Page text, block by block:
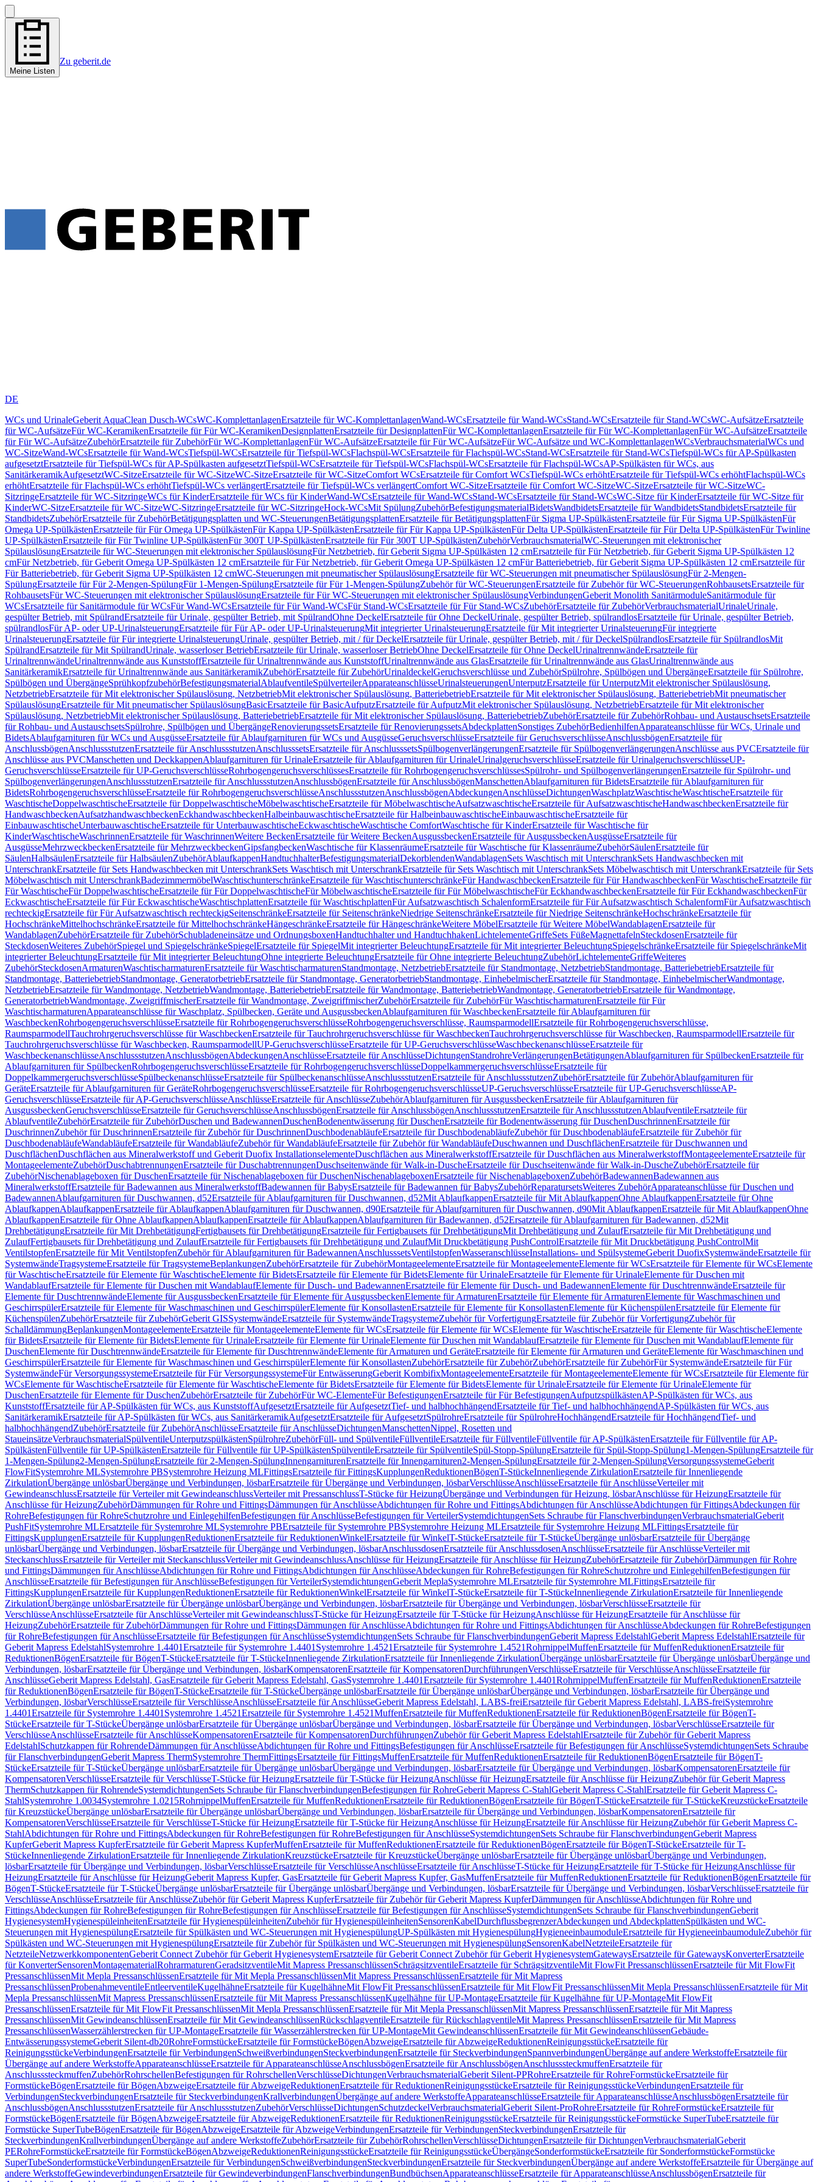
Meine Listen
Zu geberit.de
DE
WCs und UrinaleGeberit AquaClean Dusch-WCsWC-KomplettanlagenErsatzteile für WC-KomplettanlagenWand-WCsErsatzteile für Wand-WCsStand-WCsErsatzteile für Stand-WCsWC-AufsätzeErsatzteile
für WC-AufsätzeFür WC-KeramikenErsatzteile für Für WC-KeramikenDesignplattenErsatzteile für DesignplattenFür WC-KomplettanlagenErsatzteile für Für WC-KomplettanlagenFür WC-AufsätzeErsatzteile
für Für WC-AufsätzeZubehörErsatzteile für ZubehörFür WC-KomplettanlagenFür WC-AufsätzeErsatzteile für Für WC-AufsätzeFür WC-Aufsätze und WC-KomplettanlagenWCsVerbrauchsmaterialWCs und
WC-SitzeWand-WCsErsatzteile für Wand-WCsTiefspül-WCsErsatzteile für Tiefspül-WCsFlachspül-WCsErsatzteile für Flachspül-WCsStand-WCsErsatzteile für Stand-WCsTiefspül-WCs für AP-Spülkasten
aufgesetztErsatzteile für Tiefspül-WCs für AP-Spülkasten aufgesetztTiefspül-WCsErsatzteile für Tiefspül-WCsFlachspül-WCsErsatzteile für Flachspül-WCsAP-Spülkästen für WCs, aus
SanitärkeramikAufgesetztWC-SitzeErsatzteile für WC-SitzeWC-SitzeErsatzteile für WC-SitzeComfort WCsErsatzteile für Comfort WCsTiefspül-WCs erhöhtErsatzteile für Tiefspül-WCs erhöhtFlachspül-WCs
erhöhtErsatzteile für Flachspül-WCs erhöhtTiefspül-WCs verlängertErsatzteile für Tiefspül-WCs verlängertComfort WC-SitzeErsatzteile für Comfort WC-SitzeWC-SitzeErsatzteile für WC-SitzeWC-
SitzringeErsatzteile für WC-SitzringeWCs für KinderErsatzteile für WCs für KinderWand-WCsErsatzteile für Wand-WCsStand-WCsErsatzteile für Stand-WCsWC-Sitze für KinderErsatzteile für WC-Sitze für
KinderWC-SitzeErsatzteile für WC-SitzeWC-SitzringeErsatzteile für WC-SitzringeHock-WCsMit SpülungZubehörBefestigungsmaterialBidetsWandbidetsErsatzteile für WandbidetsStandbidetsErsatzteile für
StandbidetsZubehörErsatzteile für ZubehörBetätigungsplatten und WC-SteuerungenBetätigungsplattenErsatzteile für BetätigungsplattenFür Sigma UP-SpülkästenErsatzteile für Für Sigma UP-SpülkästenFür
Omega UP-SpülkästenErsatzteile für Für Omega UP-SpülkästenFür Kappa UP-SpülkästenErsatzteile für Für Kappa UP-SpülkästenFür Delta UP-SpülkästenErsatzteile für Für Delta UP-SpülkästenFür Twinline
UP-SpülkästenErsatzteile für Für Twinline UP-SpülkästenFür 300T UP-SpülkästenErsatzteile für Für 300T UP-SpülkästenZubehörVerbrauchsmaterialWC-Steuerungen mit elektronischer
SpülauslösungErsatzteile für WC-Steuerungen mit elektronischer SpülauslösungFür Netzbetrieb, für Geberit Sigma UP-Spülkästen 12 cmErsatzteile für Für Netzbetrieb, für Geberit Sigma UP-Spülkästen 12
cmFür Netzbetrieb, für Geberit Omega UP-Spülkästen 12 cmErsatzteile für Für Netzbetrieb, für Geberit Omega UP-Spülkästen 12 cmFür Batteriebetrieb, für Geberit Sigma UP-Spülkästen 12 cmErsatzteile für
Für Batteriebetrieb, für Geberit Sigma UP-Spülkästen 12 cmWC-Steuerungen mit pneumatischer SpülauslösungErsatzteile für WC-Steuerungen mit pneumatischer SpülauslösungFür 2-Mengen-
SpülungErsatzteile für Für 2-Mengen-SpülungFür 1-Mengen-SpülungErsatzteile für Für 1-Mengen-SpülungZubehör für WC-SteuerungenErsatzteile für Zubehör für WC-SteuerungenRohbausetsErsatzteile für
RohbausetsFür WC-Steuerungen mit elektronischer SpülauslösungErsatzteile für Für WC-Steuerungen mit elektronischer SpülauslösungVerbindungenGeberit Monolith SanitärmoduleSanitärmodule für
WCsErsatzteile für Sanitärmodule für WCsFür Wand-WCsErsatzteile für Für Wand-WCsFür Stand-WCsErsatzteile für Für Stand-WCsZubehörErsatzteile für ZubehörVerbrauchsmaterialUrinaleUrinale,
gespülter Betrieb, mit SpülrandErsatzteile für Urinale, gespülter Betrieb, mit SpülrandOhne DeckelErsatzteile für Ohne DeckelUrinale, gespülter Betrieb, spülrandlosErsatzteile für Urinale, gespülter Betrieb,
spülrandlosFür AP- oder UP-UrinalsteuerungErsatzteile für Für AP- oder UP-UrinalsteuerungMit integrierter UrinalsteuerungErsatzteile für Mit integrierter UrinalsteuerungFür integrierte
UrinalsteuerungErsatzteile für Für integrierte UrinalsteuerungUrinale, gespülter Betrieb, mit / für DeckelErsatzteile für Urinale, gespülter Betrieb, mit / für DeckelSpülrandlosErsatzteile für SpülrandlosMit
SpülrandErsatzteile für Mit SpülrandUrinale, wasserloser BetriebErsatzteile für Urinale, wasserloser BetriebOhne DeckelErsatzteile für Ohne DeckelUrinaltrennwändeErsatzteile für
UrinaltrennwändeUrinaltrennwände aus KunststoffErsatzteile für Urinaltrennwände aus KunststoffUrinaltrennwände aus GlasErsatzteile für Urinaltrennwände aus GlasUrinaltrennwände aus
SanitärkeramikErsatzteile für Urinaltrennwände aus SanitärkeramikZubehörErsatzteile für ZubehörUrinaldeckelGeruchsverschlüsse und ZubehörSpülrohre, Spülbögen und ÜbergängeErsatzteile für Spülrohre,
Spülbögen und ÜbergängeSprühkopfzubehörBefestigungsmaterialAblaufventileSpülverteilerApparateanschlüsseUrinalsteuerungenUnterputzErsatzteile für UnterputzMit elektronischer Spülauslösung,
NetzbetriebErsatzteile für Mit elektronischer Spülauslösung, NetzbetriebMit elektronischer Spülauslösung, BatteriebetriebErsatzteile für Mit elektronischer Spülauslösung, BatteriebetriebMit pneumatischer
SpülauslösungErsatzteile für Mit pneumatischer SpülauslösungBasicErsatzteile für BasicAufputzErsatzteile für AufputzMit elektronischer Spülauslösung, NetzbetriebErsatzteile für Mit elektronischer
Spülauslösung, NetzbetriebMit elektronischer Spülauslösung, BatteriebetriebErsatzteile für Mit elektronischer Spülauslösung, BatteriebetriebZubehörErsatzteile für ZubehörRohbau- und AustauschsetsErsatzteile
für Rohbau- und AustauschsetsSpülrohre, Spülbögen und ÜbergängeRenovierungssetsErsatzteile für RenovierungssetsAbdeckplattenSonstiges ZubehörBedienhilfenApparateanschlüsse für WCs, Urinale und
BidetsAblaufgarnituren für WCs und AusgüsseErsatzteile für Ablaufgarnituren für WCs und AusgüsseGeruchsverschlüsseErsatzteile für GeruchsverschlüsseAnschlussbögenErsatzteile für
AnschlussbögenAnschlussstutzenErsatzteile für AnschlussstutzenAnschlusssetsErsatzteile für AnschlusssetsSpülbogenverlängerungenErsatzteile für SpülbogenverlängerungenAnschlüsse aus PVCErsatzteile für
Anschlüsse aus PVCManschetten und DeckkappenAblaufgarnituren für UrinaleErsatzteile für Ablaufgarnituren für UrinaleUrinalgeruchsverschlüsseErsatzteile für UrinalgeruchsverschlüsseUP-
GeruchsverschlüsseErsatzteile für UP-GeruchsverschlüsseRohrbogengeruchsverschlüssesErsatzteile für RohrbogengeruchsverschlüssesSpülrohr- und SpülbogenverlängerungenErsatzteile für Spülrohr- und
SpülbogenverlängerungenAnschlussstutzenErsatzteile für AnschlussstutzenAnschlussbögenErsatzteile für AnschlussbögenManschettenAblaufgarnituren für BidetsErsatzteile für Ablaufgarnituren für
BidetsRohrbogengeruchsverschlüsseErsatzteile für RohrbogengeruchsverschlüsseAnschlussstutzenAnschlussbögenAbdeckungenAnschlüsseDichtungenWaschplatzWaschtischeWaschtischeErsatzteile für
WaschtischeDoppelwaschtischeErsatzteile für DoppelwaschtischeMöbelwaschtischeErsatzteile für MöbelwaschtischeAufsatzwaschtischeErsatzteile für AufsatzwaschtischeHandwaschbeckenErsatzteile für
HandwaschbeckenAufsatzhandwaschbeckenEckhandwaschbeckenHalbeinbauwaschtischeErsatzteile für HalbeinbauwaschtischeEinbauwaschtischeErsatzteile für
EinbauwaschtischeUnterbauwaschtischeErsatzteile für UnterbauwaschtischeEckwaschtischeWaschtische ComfortWaschtische für KinderErsatzteile für Waschtische für
KinderWaschtischeWaschrinnenErsatzteile für WaschrinnenWeitere BeckenErsatzteile für Weitere BeckenAusgussbeckenErsatzteile für AusgussbeckenAusgüsseErsatzteile für
AusgüsseMehrzweckbeckenErsatzteile für MehrzweckbeckenGipsfangbeckenWaschtische für KlassenräumeErsatzteile für Waschtische für KlassenräumeZubehörSäulenErsatzteile für
SäulenHalbsäulenErsatzteile für HalbsäulenZubehörAblaufkappenHandtuchhalterBefestigungsmaterialDekorblendenWandablagenSets Waschtisch mit UnterschrankSets Handwaschbecken mit
UnterschrankErsatzteile für Sets Handwaschbecken mit UnterschrankSets Waschtisch mit UnterschrankErsatzteile für Sets Waschtisch mit UnterschrankSets Möbelwaschtisch mit UnterschrankErsatzteile für Sets
Möbelwaschtisch mit UnterschrankBadezimmermöbelWaschtischunterschränkeErsatzteile für WaschtischunterschränkeFür HandwaschbeckenErsatzteile für Für HandwaschbeckenFür WaschtischeErsatzteile für
Für WaschtischeFür DoppelwaschtischeErsatzteile für Für DoppelwaschtischeFür MöbelwaschtischeErsatzteile für Für MöbelwaschtischeFür EckhandwaschbeckenErsatzteile für Für EckhandwaschbeckenFür
EckwaschtischeErsatzteile für Für EckwaschtischeWaschtischplattenErsatzteile für WaschtischplattenFür Aufsatzwaschtisch SchalenformErsatzteile für Für Aufsatzwaschtisch SchalenformFür Aufsatzwaschtisch
rechteckigErsatzteile für Für Aufsatzwaschtisch rechteckigSeitenschränkeErsatzteile für SeitenschränkeNiedrige SeitenschränkeErsatzteile für Niedrige SeitenschränkeHochschränkeErsatzteile für
HochschränkeMittelhochschränkeErsatzteile für MittelhochschränkeHängeschränkeErsatzteile für HängeschränkeWeitere MöbelErsatzteile für Weitere MöbelWandablagenErsatzteile für
WandablagenZubehörErsatzteile für ZubehörSchubladeneinsätze und OrdnungsboxenHandtuchhalter und HandtuchhakenLichtelementeGriffeSets FüßeMagnettafelnSteckdosenErsatzteile für
SteckdosenWeiteres ZubehörSpiegel und SpiegelschränkeSpiegelErsatzteile für SpiegelMit integrierter BeleuchtungErsatzteile für Mit integrierter BeleuchtungSpiegelschränkeErsatzteile für SpiegelschränkeMit
integrierter BeleuchtungErsatzteile für Mit integrierter BeleuchtungOhne integrierte BeleuchtungErsatzteile für Ohne integrierte BeleuchtungZubehörLichtelementeGriffeWeiteres
ZubehörSteckdosenArmaturenWaschtischarmaturenErsatzteile für WaschtischarmaturenStandmontage, NetzbetriebErsatzteile für Standmontage, NetzbetriebStandmontage, BatteriebetriebErsatzteile für
Standmontage, BatteriebetriebStandmontage, GeneratorbetriebErsatzteile für Standmontage, GeneratorbetriebStandmontage, EinhebelmischerErsatzteile für Standmontage, EinhebelmischerWandmontage,
NetzbetriebErsatzteile für Wandmontage, NetzbetriebWandmontage, BatteriebetriebErsatzteile für Wandmontage, BatteriebetriebWandmontage, GeneratorbetriebErsatzteile für Wandmontage,
GeneratorbetriebWandmontage, ZweigriffmischerErsatzteile für Wandmontage, ZweigriffmischerZubehörErsatzteile für ZubehörFür WaschtischarmaturenErsatzteile für Für
WaschtischarmaturenApparateanschlüsse für Waschplatz, Spülbecken, Geräte und AusgussbeckenAblaufgarnituren für WaschbeckenErsatzteile für Ablaufgarnituren für
WaschbeckenRohrbogengeruchsverschlüsseErsatzteile für RohrbogengeruchsverschlüsseRohrbogengeruchsverschlüsse, RaumsparmodellErsatzteile für Rohrbogengeruchsverschlüsse,
RaumsparmodellTauchrohrgeruchsverschlüsse für WaschbeckenErsatzteile für Tauchrohrgeruchsverschlüsse für WaschbeckenTauchrohrgeruchsverschlüsse für Waschbecken, RaumsparmodellErsatzteile für
Tauchrohrgeruchsverschlüsse für Waschbecken, RaumsparmodellUP-GeruchsverschlüsseErsatzteile für UP-GeruchsverschlüsseWaschbeckenanschlüsseErsatzteile für
WaschbeckenanschlüsseAnschlussstutzenAnschlussbögenAbdeckungenAnschlüsseErsatzteile für AnschlüsseDichtungenStandrohreVerlängerungenBetätigungenAblaufgarnituren für SpülbeckenErsatzteile für
Ablaufgarnituren für SpülbeckenRohrbogengeruchsverschlüsseErsatzteile für RohrbogengeruchsverschlüsseDoppelkammergeruchsverschlüsseErsatzteile für
DoppelkammergeruchsverschlüsseSpülbeckenanschlüsseErsatzteile für SpülbeckenanschlüsseAnschlussstutzenErsatzteile für AnschlussstutzenZubehörErsatzteile für ZubehörAblaufgarnituren für
GeräteErsatzteile für Ablaufgarnituren für GeräteRohrbogengeruchsverschlüsseErsatzteile für RohrbogengeruchsverschlüsseUP-GeruchsverschlüsseErsatzteile für UP-GeruchsverschlüsseAP-
GeruchsverschlüsseErsatzteile für AP-GeruchsverschlüsseAnschlüsseErsatzteile für AnschlüsseZubehörAblaufgarnituren für AusgussbeckenErsatzteile für Ablaufgarnituren für
AusgussbeckenGeruchsverschlüsseErsatzteile für GeruchsverschlüsseAnschlussbögenErsatzteile für AnschlussbögenAnschlussstutzenErsatzteile für AnschlussstutzenAblaufventileErsatzteile für
AblaufventileZubehörErsatzteile für ZubehörDuschen und BadewannenDuschenBodenentwässerung für DuschenErsatzteile für Bodenentwässerung für DuschenDuschrinnenErsatzteile für
DuschrinnenZubehör für DuschrinnenErsatzteile für Zubehör für DuschrinnenDuschbodenabläufeErsatzteile für DuschbodenabläufeZubehör für DuschbodenabläufeErsatzteile für Zubehör für
DuschbodenabläufeWandabläufeErsatzteile für WandabläufeZubehör für WandabläufeErsatzteile für Zubehör für WandabläufeDuschwannen und DuschflächenErsatzteile für Duschwannen und
DuschflächenDuschflächen aus Mineralwerkstoff und Geberit Duofix InstallationselementeDuschflächen aus MineralwerkstoffErsatzteile für Duschflächen aus MineralwerkstoffMontageelementeErsatzteile für
MontageelementeZubehörDuschabtrennungenErsatzteile für DuschabtrennungenDuschseitenwände für Walk-in-DuscheErsatzteile für Duschseitenwände für Walk-in-DuscheZubehörErsatzteile für
ZubehörNischenablageboxen für DuschenErsatzteile für Nischenablageboxen für DuschenNischenablageboxenErsatzteile für NischenablageboxenZubehörBadewannenBadewannen aus
MineralwerkstoffErsatzteile für Badewannen aus MineralwerkstoffBadewannen für BabysErsatzteile für Badewannen für BabysZubehörReparatursetsWeiteres ZubehörApparateanschlüsse für Duschen und
BadewannenAblaufgarnituren für Duschwannen, d52Ersatzteile für Ablaufgarnituren für Duschwannen, d52Mit AblaufkappenErsatzteile für Mit AblaufkappenOhne AblaufkappenErsatzteile für Ohne
AblaufkappenAblaufkappenErsatzteile für AblaufkappenAblaufgarnituren für Duschwannen, d90Ersatzteile für Ablaufgarnituren für Duschwannen, d90Mit AblaufkappenErsatzteile für Mit AblaufkappenOhne
AblaufkappenErsatzteile für Ohne AblaufkappenAblaufkappenErsatzteile für AblaufkappenAblaufgarnituren für Badewannen, d52Ersatzteile für Ablaufgarnituren für Badewannen, d52Mit
DrehbetätigungErsatzteile für Mit DrehbetätigungFertigbausets für DrehbetätigungErsatzteile für Fertigbausets für DrehbetätigungMit Drehbetätigung und ZulaufErsatzteile für Mit Drehbetätigung und
ZulaufFertigbausets für Drehbetätigung und ZulaufErsatzteile für Fertigbausets für Drehbetätigung und ZulaufMit Druckbetätigung PushControlErsatzteile für Mit Druckbetätigung PushControlMit
VentilstopfenErsatzteile für Mit VentilstopfenZubehör für Ablaufgarnituren für BadewannenAnschlusssetsVentilstopfenWasseranschlüsseInstallations- und SpülsystemeGeberit DuofixSystemwändeErsatzteile für
SystemwändeTragsystemeErsatzteile für TragsystemeBeplankungenZubehörErsatzteile für ZubehörMontageelementeErsatzteile für MontageelementeElemente für WCsErsatzteile für Elemente für WCsElemente
für WaschtischeErsatzteile für Elemente für WaschtischeElemente für BidetsErsatzteile für Elemente für BidetsElemente für UrinaleErsatzteile für Elemente für UrinaleElemente für Duschen mit
WandablaufErsatzteile für Elemente für Duschen mit WandablaufElemente für Dusch- und BadewannenErsatzteile für Elemente für Dusch- und BadewannenElemente für DuschtrennwändeErsatzteile für
Elemente für DuschtrennwändeElemente für AusgussbeckenErsatzteile für Elemente für AusgussbeckenElemente für ArmaturenErsatzteile für Elemente für ArmaturenElemente für Waschmaschinen und
GeschirrspülerErsatzteile für Elemente für Waschmaschinen und GeschirrspülerElemente für KonsollastenErsatzteile für Elemente für KonsollastenElemente für KüchenspülenErsatzteile für Elemente für
KüchenspülenZubehörErsatzteile für ZubehörGeberit GISSystemwändeErsatzteile für SystemwändeTragsystemeZubehör für VorfertigungErsatzteile für Zubehör für VorfertigungZubehör für
SchalldämmungBeplankungenMontageelementeErsatzteile für MontageelementeElemente für WCsErsatzteile für Elemente für WCsElemente für WaschtischeErsatzteile für Elemente für WaschtischeElemente
für BidetsErsatzteile für Elemente für BidetsElemente für UrinaleErsatzteile für Elemente für UrinaleElemente für Duschen mit WandablaufErsatzteile für Elemente für Duschen mit WandablaufElemente für
DuschenElemente für DuschtrennwändeErsatzteile für Elemente für DuschtrennwändeElemente für Armaturen und GeräteErsatzteile für Elemente für Armaturen und GeräteElemente für Waschmaschinen und
GeschirrspülerErsatzteile für Elemente für Waschmaschinen und GeschirrspülerElemente für KonsollastenZubehörErsatzteile für ZubehörZubehörErsatzteile für ZubehörFür SystemwändeErsatzteile für Für
SystemwändeFür VersorgungssystemeErsatzteile für Für VersorgungssystemeFür EntwässerungGeberit KombifixMontageelementeErsatzteile für MontageelementeElemente für WCsErsatzteile für Elemente für
WCsElemente für WaschtischeErsatzteile für Elemente für WaschtischeElemente für BidetsErsatzteile für Elemente für BidetsElemente für UrinaleErsatzteile für Elemente für UrinaleElemente für
DuschenErsatzteile für Elemente für DuschenZubehörErsatzteile für ZubehörFür WC-ElementeFür BefestigungenErsatzteile für Für BefestigungenAufputzspülkästenAP-Spülkästen für WCs, aus
KunststoffErsatzteile für AP-Spülkästen für WCs, aus KunststoffAufgesetztErsatzteile für AufgesetztTief- und halbhochhängendErsatzteile für Tief- und halbhochhängendAP-Spülkästen für WCs, aus
SanitärkeramikErsatzteile für AP-Spülkästen für WCs, aus SanitärkeramikAufgesetztErsatzteile für AufgesetztSpülrohreErsatzteile für SpülrohreHochhängendErsatzteile für HochhängendTief- und
halbhochhängendZubehörErsatzteile für ZubehörAnschlüsseErsatzteile für AnschlüsseDichtungenManschettenNippel, Rosetten und
StaueinsätzeVerbrauchsmaterialSpülventileUnterputzspülkästenSpülrohreZubehörFüll- und SpülventileFüllventileErsatzteile für FüllventileFüllventile für AP-SpülkästenErsatzteile für Füllventile für AP-
SpülkästenFüllventile für UP-SpülkästenErsatzteile für Füllventile für UP-SpülkästenSpülventileErsatzteile für SpülventileSpül-Stopp-SpülungErsatzteile für Spül-Stopp-Spülung1-Mengen-SpülungErsatzteile für
1-Mengen-Spülung2-Mengen-SpülungErsatzteile für 2-Mengen-SpülungInnengarniturenErsatzteile für Innengarnituren2-Mengen-SpülungErsatzteile für 2-Mengen-SpülungVersorgungssystemeGeberit
FlowFitSystemrohre MLSystemrohre PBSystemrohre Heizung MLFittingsErsatzteile für FittingsKupplungenReduktionenBögenT-StückeInnenliegende ZirkulationErsatzteile für Innenliegende
ZirkulationÜbergänge unlösbarÜbergänge und Verbindungen, lösbarErsatzteile für Übergänge und Verbindungen, lösbarVerschlüsseAnschlüsseErsatzteile für AnschlüsseVerteiler mit
GewindeanschlussErsatzteile für Verteiler mit GewindeanschlussVerteiler mit PressanschlussT-Stücke für HeizungÜbergänge und Verbindungen für Heizung, lösbarAnschlüsse für HeizungErsatzteile für
Anschlüsse für HeizungZubehörDämmungen für Rohre und FittingsDämmungen für AnschlüsseAbdichtungen für Rohre und FittingsAbdichtungen für AnschlüsseAbdichtungen für FittingsAbdeckungen für
RohreBefestigungen für RohreSchutzrohre und EinlegehilfenBefestigungen für AnschlüsseBefestigungen für VerteilerSystemdichtungenSets Schraube für FlanschverbindungenVerbrauchsmaterialGeberit
PushFitSystemrohre MLErsatzteile für Systemrohre MLSystemrohre PBErsatzteile für Systemrohre PBSystemrohre Heizung MLErsatzteile für Systemrohre Heizung MLFittingsErsatzteile für
FittingsKupplungenErsatzteile für KupplungenReduktionenErsatzteile für ReduktionenWinkelErsatzteile für WinkelT-StückeErsatzteile für T-StückeÜbergänge unlösbarErsatzteile für Übergänge
unlösbarÜbergänge und Verbindungen, lösbarErsatzteile für Übergänge und Verbindungen, lösbarAnschlussdosenErsatzteile für AnschlussdosenAnschlüsseErsatzteile für AnschlüsseVerteiler mit
SteckanschlussErsatzteile für Verteiler mit SteckanschlussVerteiler mit GewindeanschlussAnschlüsse für HeizungErsatzteile für Anschlüsse für HeizungZubehörErsatzteile für ZubehörDämmungen für Rohre
und FittingsDämmungen für AnschlüsseAbdichtungen für Rohre und FittingsAbdichtungen für AnschlüsseAbdeckungen für RohreBefestigungen für RohreSchutzrohre und EinlegehilfenBefestigungen für
AnschlüsseErsatzteile für Befestigungen für AnschlüsseBefestigungen für VerteilerSystemdichtungenGeberit MeplaSystemrohre MLErsatzteile für Systemrohre MLFittingsErsatzteile für
FittingsKupplungenErsatzteile für KupplungenReduktionenErsatzteile für ReduktionenWinkelErsatzteile für WinkelT-StückeErsatzteile für T-StückeInnenliegende ZirkulationErsatzteile für Innenliegende
ZirkulationÜbergänge unlösbarErsatzteile für Übergänge unlösbarÜbergänge und Verbindungen, lösbarErsatzteile für Übergänge und Verbindungen, lösbarVerschlüsseErsatzteile für
VerschlüsseAnschlüsseErsatzteile für AnschlüsseVerteiler mit GewindeanschlussT-Stücke für HeizungErsatzteile für T-Stücke für HeizungAnschlüsse für HeizungErsatzteile für Anschlüsse für
HeizungZubehörErsatzteile für ZubehörDämmungen für Rohre und FittingsDämmungen für AnschlüsseAbdichtungen für Rohre und FittingsAbdichtungen für AnschlüsseAbdeckungen für RohreBefestigungen
für RohreBefestigungen für AnschlüsseErsatzteile für Befestigungen für AnschlüsseSystemdichtungenSets Schraube für FlanschverbindungenGeberit Mapress EdelstahlGeberit Mapress EdelstahlErsatzteile für
Geberit Mapress EdelstahlSystemrohre 1.4401Ersatzteile für Systemrohre 1.4401 Systemrohre 1.4521Ersatzteile für Systemrohre 1.4521RohrnippelMuffenErsatzteile für MuffenReduktionenErsatzteile für
ReduktionenBögenErsatzteile für BögenT-StückeErsatzteile für T-StückeInnenliegende ZirkulationErsatzteile für Innenliegende ZirkulationÜbergänge unlösbarErsatzteile für Übergänge unlösbarÜbergänge und
Verbindungen, lösbarErsatzteile für Übergänge und Verbindungen, lösbarKompensatorenErsatzteile für KompensatorenDurchführungenVerschlüsseErsatzteile für VerschlüsseAnschlüsseErsatzteile für
AnschlüsseGeberit Mapress Edelstahl, GasErsatzteile für Geberit Mapress Edelstahl, GasSystemrohre 1.4401Ersatzteile für Systemrohre 1.4401RohrnippelMuffenErsatzteile für MuffenReduktionenErsatzteile
für ReduktionenBögenErsatzteile für BögenT-StückeErsatzteile für T-StückeÜbergänge unlösbarErsatzteile für Übergänge unlösbarÜbergänge und Verbindungen, lösbarErsatzteile für Übergänge und
Verbindungen, lösbarVerschlüsseErsatzteile für VerschlüsseAnschlüsseErsatzteile für AnschlüsseGeberit Mapress Edelstahl, LABS-freiErsatzteile für Geberit Mapress Edelstahl, LABS-freiSystemrohre
1.4401Ersatzteile für Systemrohre 1.4401 Systemrohre 1.4521Ersatzteile für Systemrohre 1.4521MuffenErsatzteile für MuffenReduktionenErsatzteile für ReduktionenBögenErsatzteile für BögenT-
StückeErsatzteile für T-StückeÜbergänge unlösbarErsatzteile für Übergänge unlösbarÜbergänge und Verbindungen, lösbarErsatzteile für Übergänge und Verbindungen, lösbarVerschlüsseErsatzteile für
VerschlüsseAnschlüsseErsatzteile für AnschlüsseKompensatorenErsatzteile für KompensatorenDurchführungenZubehör für Geberit Mapress EdelstahlErsatzteile für Zubehör für Geberit Mapress
EdelstahlSchutzkappen für RohrendeDämmungen für AnschlüsseAbdichtungen für Rohre und FittingsBefestigungen für AnschlüsseErsatzteile für Befestigungen für AnschlüsseSystemdichtungenSets Schraube
für FlanschverbindungenGeberit Mapress ThermSystemrohre ThermFittingsErsatzteile für FittingsMuffenErsatzteile für MuffenReduktionenErsatzteile für ReduktionenBögenErsatzteile für BögenT-
StückeErsatzteile für T-StückeÜbergänge unlösbarErsatzteile für Übergänge unlösbarÜbergänge und Verbindungen, lösbarErsatzteile für Übergänge und Verbindungen, lösbarKompensatorenErsatzteile für
KompensatorenVerschlüsseErsatzteile für VerschlüsseT-Stücke für HeizungErsatzteile für T-Stücke für HeizungAnschlüsse für HeizungErsatzteile für Anschlüsse für HeizungZubehör für Geberit Mapress
ThermSchutzkappen für RohrendeSystemdichtungenSets Schraube für FlanschverbindungenBefestigungen für RohreGeberit Mapress C-StahlGeberit Mapress C-StahlErsatzteile für Geberit Mapress C-
StahlSystemrohre 1.0034Systemrohre 1.0215RohrnippelMuffenErsatzteile für MuffenReduktionenErsatzteile für ReduktionenBögenErsatzteile für BögenT-StückeErsatzteile für T-StückeKreuzstückeErsatzteile
für KreuzstückeÜbergänge unlösbarErsatzteile für Übergänge unlösbarÜbergänge und Verbindungen, lösbarErsatzteile für Übergänge und Verbindungen, lösbarKompensatorenErsatzteile für
KompensatorenVerschlüsseErsatzteile für VerschlüsseT-Stücke für HeizungErsatzteile für T-Stücke für HeizungAnschlüsse für HeizungErsatzteile für Anschlüsse für HeizungZubehör für Geberit Mapress C-
StahlAbdichtungen für Rohre und FittingsAbdeckungen für RohreBefestigungen für RohreBefestigungen für AnschlüsseSystemdichtungenSets Schraube für FlanschverbindungenGeberit Mapress
KupferGeberit Mapress KupferErsatzteile für Geberit Mapress KupferMuffenErsatzteile für MuffenReduktionenErsatzteile für ReduktionenBögenErsatzteile für BögenT-StückeErsatzteile für T-
StückeInnenliegende ZirkulationErsatzteile für Innenliegende ZirkulationKreuzstückeErsatzteile für KreuzstückeÜbergänge unlösbarErsatzteile für Übergänge unlösbarÜbergänge und Verbindungen,
lösbarErsatzteile für Übergänge und Verbindungen, lösbarVerschlüsseErsatzteile für VerschlüsseAnschlüsseErsatzteile für AnschlüsseT-Stücke für HeizungErsatzteile für T-Stücke für HeizungAnschlüsse für
HeizungErsatzteile für Anschlüsse für HeizungGeberit Mapress Kupfer, GasErsatzteile für Geberit Mapress Kupfer, GasMuffenErsatzteile für MuffenReduktionenErsatzteile für ReduktionenBögenErsatzteile für
BögenT-StückeErsatzteile für T-StückeÜbergänge unlösbarErsatzteile für Übergänge unlösbarÜbergänge und Verbindungen, lösbarErsatzteile für Übergänge und Verbindungen, lösbarVerschlüsseErsatzteile für
VerschlüsseAnschlüsseErsatzteile für AnschlüsseZubehör für Geberit Mapress KupferErsatzteile für Zubehör für Geberit Mapress KupferDämmungen für AnschlüsseAbdichtungen für Rohre und
FittingsAbdeckungen für RohreBefestigungen für RohreBefestigungen für AnschlüsseErsatzteile für Befestigungen für AnschlüsseSystemdichtungenSets Schraube für FlanschverbindungenGeberit
HygienesystemHygienespüleinheitenErsatzteile für HygienespüleinheitenZubehör für HygienespüleinheitenSensorenKabelDurchflussbegrenzerAbdeckungen und AbdeckplattenSpülkästen und WC-
Steuerungen mit HygienespülungErsatzteile für Spülkästen und WC-Steuerungen mit HygienespülungUP-Spülkästen mit HygienespülungHygieneeinbaumoduleErsatzteile für HygieneeinbaumoduleZubehör für
Spülkästen und WC-Steuerungen mit HygienespülungErsatzteile für Zubehör für Spülkästen und WC-Steuerungen mit HygienespülungSensorenKabelNetzteileErsatzteile für
NetzteileNetzwerkkomponentenGeberit Connect Zubehör für Geberit HygienesystemErsatzteile für Geberit Connect Zubehör für Geberit HygienesystemGatewaysErsatzteile für GatewaysKonverterErsatzteile
für KonverterSensorenMontagematerialRohrarmaturenGeradsitzventileMit Mapress PressanschlüssenSchrägsitzventileErsatzteile für SchrägsitzventileMit FlowFit PressanschlüssenErsatzteile für Mit FlowFit
PressanschlüssenMit Mepla PressanschlüssenErsatzteile für Mit Mepla PressanschlüssenMit Mapress PressanschlüssenErsatzteile für Mit Mapress
PressanschlüssenProbenahmeventileEntleerventileKugelhähneErsatzteile für KugelhähneMit FlowFit PressanschlüssenErsatzteile für Mit FlowFit PressanschlüssenMit Mepla PressanschlüssenErsatzteile für Mit
Mepla PressanschlüssenMit Mapress PressanschlüssenErsatzteile für Mit Mapress PressanschlüssenKugelhähne für UP-MontageErsatzteile für Kugelhähne für UP-MontageMit FlowFit
PressanschlüssenErsatzteile für Mit FlowFit PressanschlüssenMit Mepla PressanschlüssenErsatzteile für Mit Mepla PressanschlüssenMit Mapress PressanschlüssenErsatzteile für Mit Mapress
PressanschlüssenMit GewindeanschlüssenErsatzteile für Mit GewindeanschlüssenRückschlagventileErsatzteile für RückschlagventileMit Mapress PressanschlüssenErsatzteile für Mit Mapress
PressanschlüssenWasserzählerstrecken für UP-MontageErsatzteile für Wasserzählerstrecken für UP-MontageMit GewindeanschlüssenErsatzteile für Mit GewindeanschlüssenGebäude-
EntwässerungssystemeGeberit Silent-db20RohreFormstückeErsatzteile für FormstückeBögenAbzweigeErsatzteile für AbzweigeReduktionenReinigungsstückeErsatzteile für
ReinigungsstückeVerbindungenErsatzteile für VerbindungenSchweißverbindungenSteckverbindungenErsatzteile für SteckverbindungenSpannverbindungenÜbergänge auf andere WerkstoffeErsatzteile für
Übergänge auf andere WerkstoffeApparateanschlüsseErsatzteile für ApparateanschlüsseAnschlussbögenErsatzteile für AnschlussbögenAnschlusssteckmuffenErsatzteile für
AnschlusssteckmuffenZubehörRohrschellenBefestigungen für RohrschellenVerschlüsseDichtungenVerbrauchsmaterialGeberit Silent-PPRohreErsatzteile für RohreFormstückeErsatzteile für
FormstückeBögenErsatzteile für BögenAbzweigeErsatzteile für AbzweigeReduktionenErsatzteile für ReduktionenReinigungsstückeErsatzteile für ReinigungsstückeVerbindungenErsatzteile für
VerbindungenSteckverbindungenErsatzteile für SteckverbindungenKrallverbindungenÜbergänge auf andere WerkstoffeApparateanschlüsseErsatzteile für ApparateanschlüsseAnschlussbögenErsatzteile für
AnschlussbögenAnschlussstutzenErsatzteile für AnschlussstutzenZubehörVerschlüsseDichtungenSchutzdeckelVerbrauchsmaterialGeberit Silent-ProRohreErsatzteile für RohreFormstückeErsatzteile für
FormstückeBögenErsatzteile für BögenAbzweigeErsatzteile für AbzweigeReduktionenErsatzteile für ReduktionenReinigungsstückeErsatzteile für ReinigungsstückeFormstücke SuperTubeErsatzteile für
Formstücke SuperTubeBögenErsatzteile für BögenAbzweigeErsatzteile für AbzweigeVerbindungenErsatzteile für VerbindungenSteckverbindungenErsatzteile für
SteckverbindungenKrallverbindungenÜbergänge auf andere WerkstoffeZubehörErsatzteile für ZubehörRohrschellenVerschlüsseDichtungenErsatzteile für DichtungenVerbrauchsmaterialGeberit
PERohreFormstückeErsatzteile für FormstückeBögenAbzweigeReduktionenReinigungsstückeErsatzteile für ReinigungsstückeÜbergängeSonderformstückeErsatzteile für SonderformstückeFormstücke
SuperTubeSonderformstückeVerbindungenErsatzteile für VerbindungenSchweißverbindungenSteckverbindungenErsatzteile für SteckverbindungenÜbergänge auf andere WerkstoffeErsatzteile für Übergänge auf
andere WerkstoffeGewindeverbindungenErsatzteile für GewindeverbindungenFlanschverbindungenBundbüchsenApparateanschlüsseErsatzteile für ApparateanschlüsseAnschlussbögenErsatzteile für